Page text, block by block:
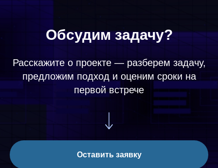
Обсудим задачу?
Расскажите о проекте — разберем задачу,
предложим подход и оценим сроки на
первой встрече
Оставить заявку